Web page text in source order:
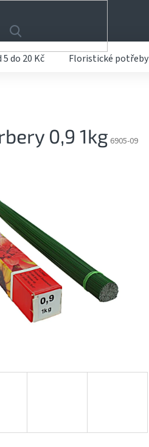
5 do 20 Kč Floristické potřeby
0,9 1kg 6905-09